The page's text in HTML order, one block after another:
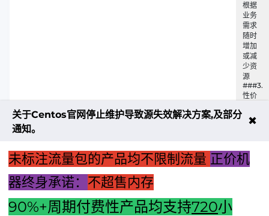
根据
业务
需求
随时
增加
或减
少资
源
###3.
性价
选择
性价
服务
上一篇：根据您的要求，我为这篇关于游戏主机配置方案的文
章设计的标题为：游戏玩家宝典：顶级游戏主机配置方案解
析。这个标题旨在突出文章的亮点和重点，强调它为游戏玩家
关于Centos官网停止维护导致源失效解决方案,及部分
通知。
✖
未标注流量包的产品均不限制流量 正价机
器终身承诺： 不超售内存
90%+周期付费性产品均支持720小